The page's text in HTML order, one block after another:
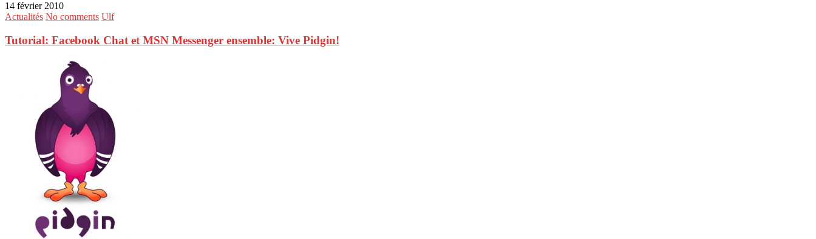
14 février 2010
Actualités No comments Ulf
Tutorial: Facebook Chat et MSN Messenger ensemble: Vive Pidgin!